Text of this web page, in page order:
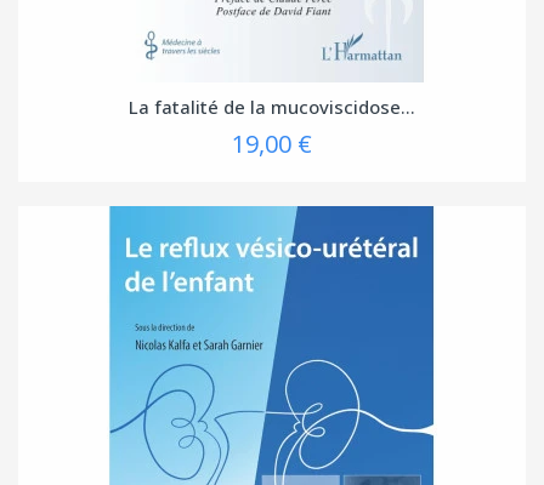
La fatalité de la mucoviscidose...
19,00 €